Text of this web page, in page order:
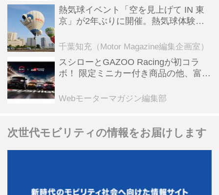
熱気球イベント「空を見上げて IN 東
京」が2年ぶりに開催。熱気球体験搭
ンテンツも
千葉知充（Motor Magazine編集企画室）
スシローとGAZOO Racingが初コラ
ボ！ 限定ミニカー付き商品の他、富士
る抽選企画などを展開
Webモーターマガジン編集部
次世代モビリティの情報をお届けします